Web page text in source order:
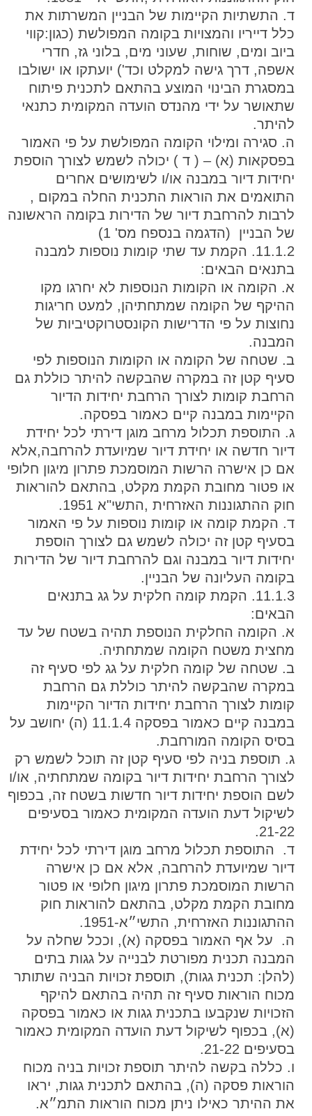
ד. התשתיות הקיימות של הבניין המשרתות את
כלל דייריו והמצויות בקומה המפולשת (כגון:קווי
ביוב ומים, שוחות, שעוני מים, בלוני גז, חדרי
אשפה, דרך גישה למקלט וכד') יועתקו או ישולבו
במסגרת הבינוי המוצע בהתאם לתכנית פיתוח
שתאושר על ידי מהנדס הועדה המקומית כתנאי
להיתר.
ה. סגירה ומילוי הקומה המפולשת על פי האמור
בפסקאות (א) – ( ד ) יכולה לשמש לצורך הוספת
יחידות דיור במבנה או/ו לשימושים אחרים
התואמים את הוראות התכנית החלה במקום ,
לרבות להרחבת דיור של הדירות בקומה הראשונה
של הבניין (הדגמה בנספח מס' 1)
11.1.2. הקמת עד שתי קומות נוספות למבנה
בתנאים הבאים:
א. הקומה או הקומות הנוספות לא יחרגו מקו
ההיקף של הקומה שמתחתיהן, למעט חריגות
נחוצות על פי הדרישות הקונסטרוקטיביות של
המבנה.
ב. שטחה של הקומה או הקומות הנוספות לפי
סעיף קטן זה במקרה שהבקשה להיתר כוללת גם
הרחבת קומות לצורך הרחבת יחידות הדיור
הקיימות במבנה קיים כאמור בפסקה.
ג. התוספת תכלול מרחב מוגן דירתי לכל יחידת
דיור חדשה או יחידת דיור שמיועדת להרחבה,אלא
אם כן אישרה הרשות המוסמכת פתרון מיגון חלופי
או פטור מחובת הקמת מקלט, בהתאם להוראות
חוק ההתגוננות האזרחית ,התשי"א 1951.
ד. הקמת קומה או קומות נוספות על פי האמור
בסעיף קטן זה יכולה לשמש גם לצורך הוספת
יחידות דיור במבנה וגם להרחבת דיור של הדירות
בקומה העליונה של הבניין.
11.1.3. הקמת קומה חלקית על גג בתנאים
הבאים:
א. הקומה החלקית הנוספת תהיה בשטח של עד
מחצית משטח הקומה שמתחתיה.
ב. שטחה של קומה חלקית על גג לפי סעיף זה
במקרה שהבקשה להיתר כוללת גם הרחבת
קומות לצורך הרחבת יחידות הדיור הקיימות
במבנה קיים כאמור בפסקה 11.1.4 (ה) יחושב על
בסיס הקומה המורחבת.
ג. תוספת בניה לפי סעיף קטן זה תוכל לשמש רק
לצורך הרחבת יחידות דיור בקומה שמתחתיה, או/ו
לשם הוספת יחידות דיור חדשות בשטח זה, בכפוף
לשיקול דעת הועדה המקומית כאמור בסעיפים
21-22.
ד. התוספת תכלול מרחב מוגן דירתי לכל יחידת
דיור שמיועדת להרחבה, אלא אם כן אישרה
הרשות המוסמכת פתרון מיגון חלופי או פטור
מחובת הקמת מקלט, בהתאם להוראות חוק
ההתגוננות האזרחית, התשי״א-1951.
ה. על אף האמור בפסקה (א), וככל שחלה על
המבנה תכנית מפורטת לבנייה על גגות בתים
(להלן: תכנית גגות), תוספת זכויות הבניה שתותר
מכוח הוראות סעיף זה תהיה בהתאם להיקף
הזכויות שנקבעו בתכנית גגות או כאמור בפסקה
(א), בכפוף לשיקול דעת הועדה המקומית כאמור
בסעיפים 21-22.
ו. כללה בקשה להיתר תוספת זכויות בניה מכוח
הוראות פסקה (ה), בהתאם לתכנית גגות, יראו
את ההיתר כאילו ניתן מכוח הוראות התמ״א.